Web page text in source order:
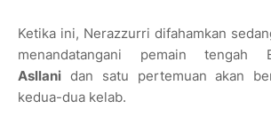
Ketika ini, Nerazzurri difahamkan
menandatangani pemain tengah
Asllani dan satu pertemuan akan
kedua-dua kelab.